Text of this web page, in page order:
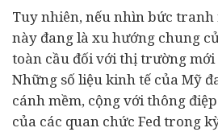
Tuy nhiên, nếu nhìn bức
này đang là xu hướng chung
toàn cầu đối với thị trường mới
Những số liệu kinh tế của Mỹ
cánh mềm, cộng với thông
của các quan chức Fed trong